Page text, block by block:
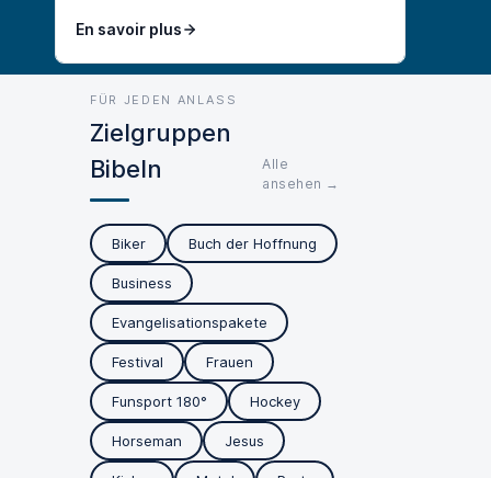
En savoir plus
FÜR JEDEN ANLASS
Zielgruppen
Bibeln
Alle
ansehen →
Biker Buch der Hoffnung
Business
Evangelisationspakete
Festival Frauen
Funsport 180° Hockey
Horseman Jesus